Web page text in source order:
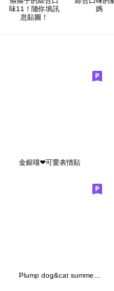
味11！隨你填訊
息貼圖！
媽
金銀喵❤可愛表情貼
Plump dog&cat summer Emoji